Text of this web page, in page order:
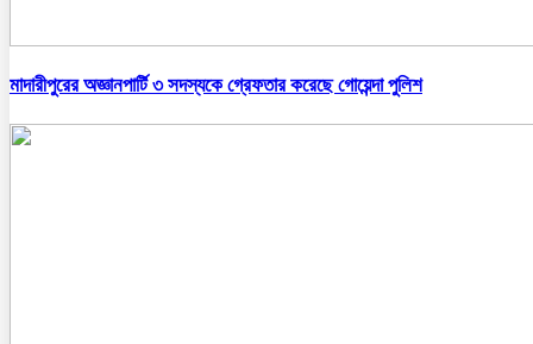
মাদারীপুরের অজ্ঞানপার্টি ৩ সদস্যকে গ্রেফতার করেছে গোয়েন্দা পুলিশ